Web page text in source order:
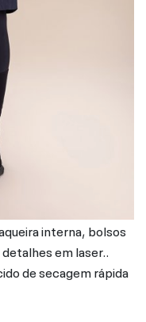
interna, bolsos
em laser..
de secagem rápida